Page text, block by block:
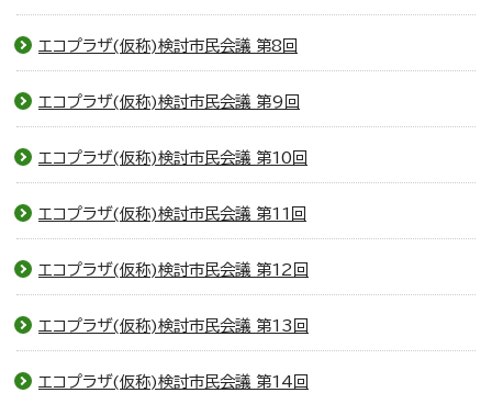
エコプラザ(仮称)検討市民会議 第8回
エコプラザ(仮称)検討市民会議 第9回
エコプラザ(仮称)検討市民会議 第10回
エコプラザ(仮称)検討市民会議 第11回
エコプラザ(仮称)検討市民会議 第12回
エコプラザ(仮称)検討市民会議 第13回
エコプラザ(仮称)検討市民会議 第14回